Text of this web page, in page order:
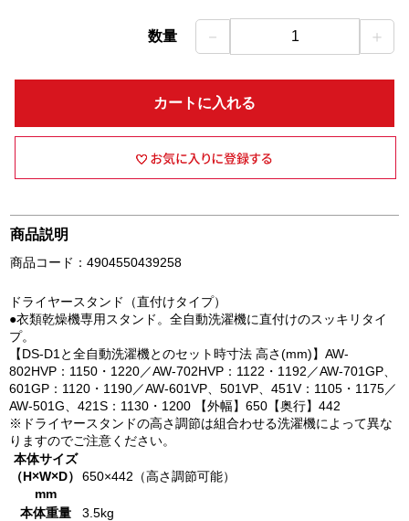
数量 － 1 ＋
カートに入れる
商品説明
商品コード：4904550439258
ドライヤースタンド（直付けタイプ）
●衣類乾燥機専用スタンド。全自動洗濯機に直付けのスッキリタイ
プ。
【DS-D1と全自動洗濯機とのセット時寸法 高さ(mm)】AW-
802HVP：1150・1220／AW-702HVP：1122・1192／AW-701GP、
601GP：1120・1190／AW-601VP、501VP、451V：1105・1175／
AW-501G、421S：1130・1200 【外幅】650【奥行】442
※ドライヤースタンドの高さ調節は組合わせる洗濯機によって異な
りますのでご注意ください。
本体サイズ
（H×W×D）
mm
650×442（高さ調節可能）
本体重量 3.5kg